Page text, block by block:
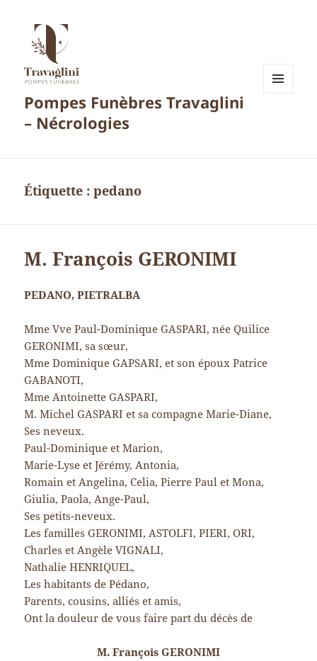
Pompes Funèbres Travaglini
– Nécrologies
Étiquette :pedano
M. François GERONIMI
PEDANO, PIETRALBA
Mme Vve Paul-Dominique GASPARI, née Quilice
GERONIMI, sa sœur,
Mme Dominique GAPSARI, et son époux Patrice
GABANOTI,
Mme Antoinette GASPARI,
M. Michel GASPARI et sa compagne Marie-Diane,
Ses neveux.
Paul-Dominique et Marion,
Marie-Lyse et Jérémy, Antonia,
Romain et Angelina, Celia, Pierre Paul et Mona,
Giulia, Paola, Ange-Paul,
Ses petits-neveux.
Les familles GERONIMI, ASTOLFI, PIERI, ORI,
Charles et Angèle VIGNALI,
Nathalie HENRIQUEL,
Les habitants de Pédano,
Parents, cousins, alliés et amis,
Ont la douleur de vous faire part du décès de
M. François GERONIMI